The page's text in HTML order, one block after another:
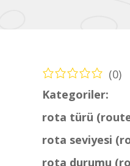
(0)
Kategoriler:
rota türü
rota seviyesi
rota durumu